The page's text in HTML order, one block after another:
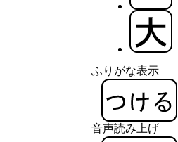
ふりがな表示
音声読み上げ